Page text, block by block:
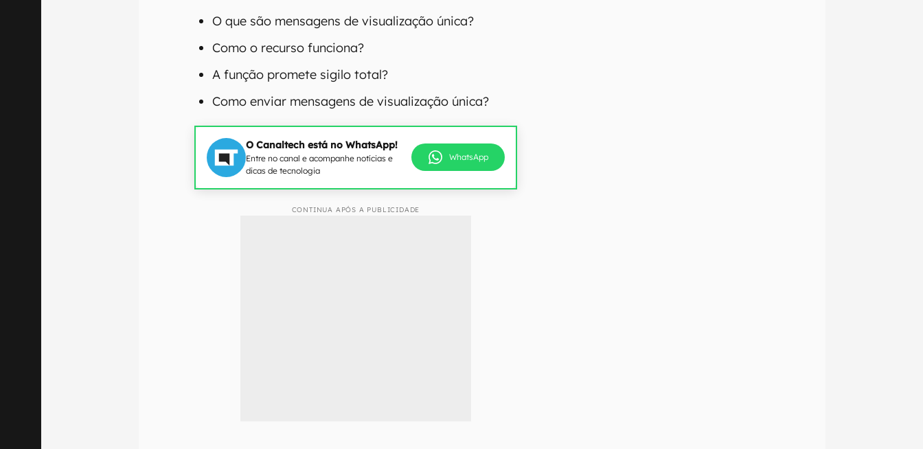
O que são mensagens de visualização única?
Como o recurso funciona?
A função promete sigilo total?
Como enviar mensagens de visualização única?
O Canaltech está no WhatsApp!
Entre no canal e acompanhe notícias e
dicas de tecnologia
WhatsApp
CONTINUA APÓS A PUBLICIDADE